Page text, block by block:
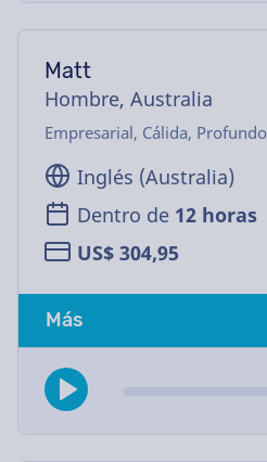
Matt
Hombre, Australia
Empresarial, Cálida, Profundo
Inglés (Australia)
Dentro de 12 horas
US$ 304,95
Más